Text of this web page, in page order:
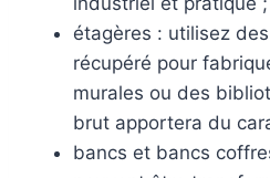
étagères : utilisez
récupéré pour
murales ou des
brut apportera du
bancs et bancs